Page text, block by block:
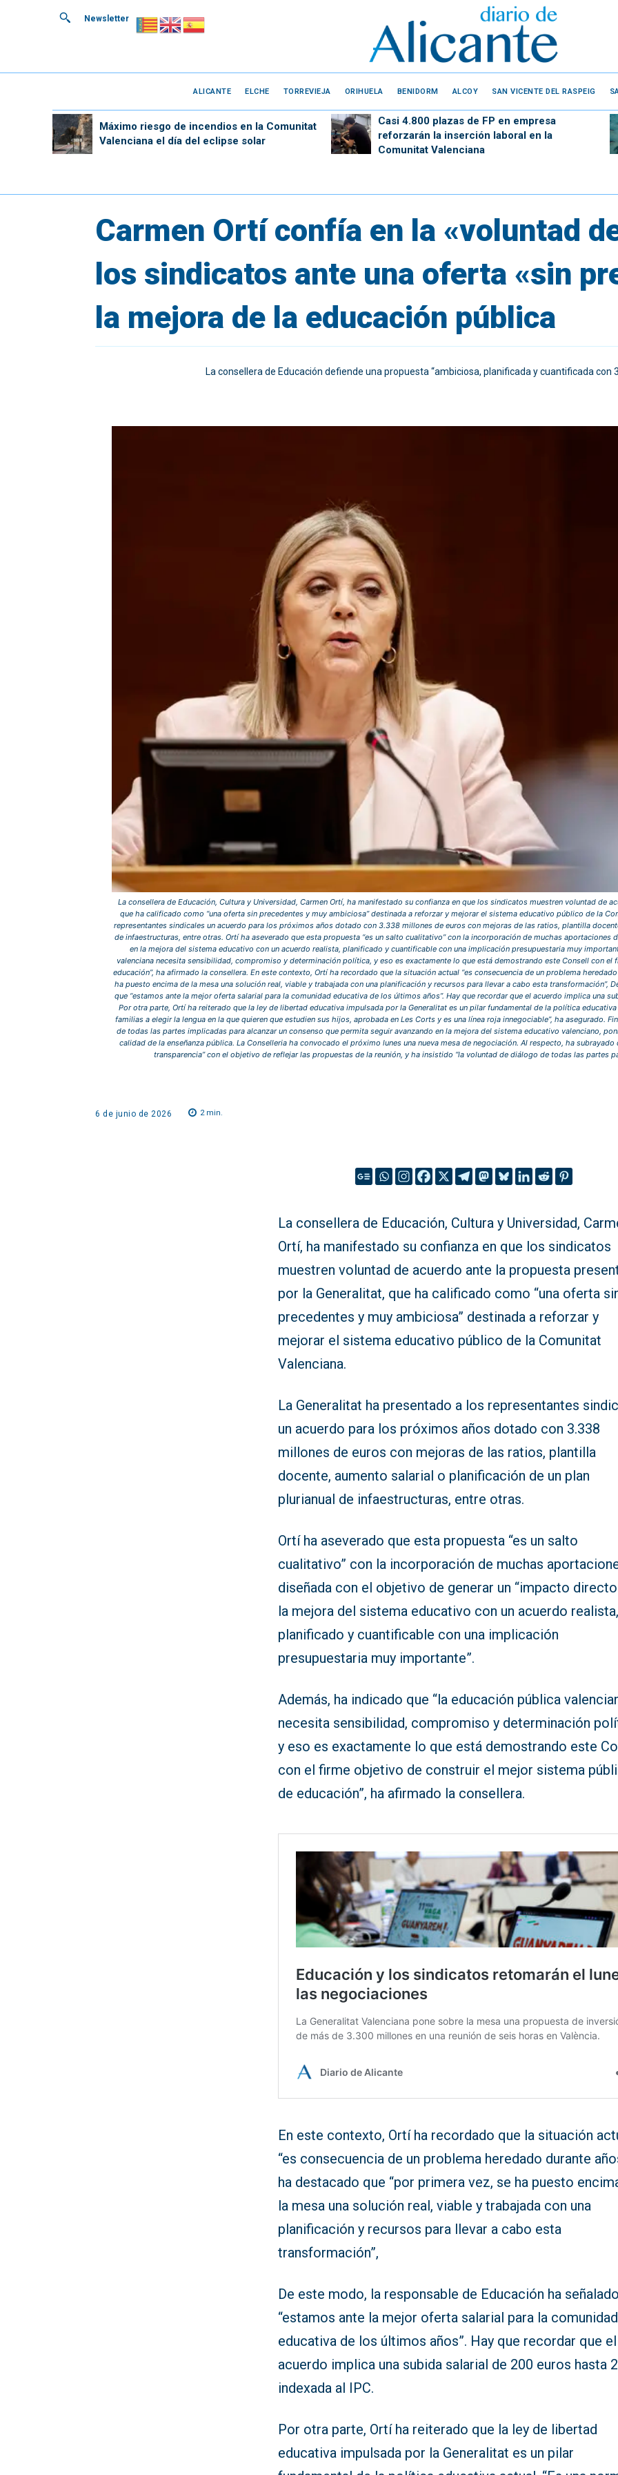
Newsletter
ALICANTE ELCHE TORREVIEJA ORIHUELA BENIDORM ALCOY SAN VICENTE DEL RASPEIG
Máximo riesgo de incendios en la Comunitat
Valenciana el día del eclipse solar
Casi 4.800 plazas de FP en empresa
reforzarán la inserción laboral en la
Comunitat Valenciana
Carmen Ortí confía en la «voluntad
los sindicatos ante una oferta «sin
la mejora de la educación pública
La consellera de Educación defiende una propuesta “ambiciosa, planificada y cuantificada con
La consellera de Educación, Cultura y Universidad, Carmen Ortí, ha manifestado su confianza en que los sindicatos muestren voluntad de
que ha calificado como “una oferta sin precedentes y muy ambiciosa” destinada a reforzar y mejorar el sistema educativo público de la
representantes sindicales un acuerdo para los próximos años dotado con 3.338 millones de euros con mejoras de las ratios, plantilla
de infaestructuras, entre otras. Ortí ha aseverado que esta propuesta “es un salto cualitativo” con la incorporación de muchas aportaciones
en la mejora del sistema educativo con un acuerdo realista, planificado y cuantificable con una implicación presupuestaria muy
valenciana necesita sensibilidad, compromiso y determinación política, y eso es exactamente lo que está demostrando este Consell con
educación”, ha afirmado la consellera. En este contexto, Ortí ha recordado que la situación actual “es consecuencia de un problema
ha puesto encima de la mesa una solución real, viable y trabajada con una planificación y recursos para llevar a cabo esta transformación”,
que “estamos ante la mejor oferta salarial para la comunidad educativa de los últimos años”. Hay que recordar que el acuerdo implica una
Por otra parte, Ortí ha reiterado que la ley de libertad educativa impulsada por la Generalitat es un pilar fundamental de la política
familias a elegir la lengua en la que quieren que estudien sus hijos, aprobada en Les Corts y es una línea roja innegociable”, ha asegurado.
de todas las partes implicadas para alcanzar un consenso que permita seguir avanzando en la mejora del sistema educativo valenciano,
calidad de la enseñanza pública. La Conselleria ha convocado el próximo lunes una nueva mesa de negociación. Al respecto, ha
transparencia” con el objetivo de reflejar las propuestas de la reunión, y ha insistido “la voluntad de diálogo de todas las partes
6 de junio de 2026 2min.
La consellera de Educación, Cultura y Universidad,
Ortí, ha manifestado su confianza en que los sindicatos
muestren voluntad de acuerdo ante la propuesta
por la Generalitat, que ha calificado como “una oferta
precedentes y muy ambiciosa” destinada a reforzar y
mejorar el sistema educativo público de la Comunitat
Valenciana.
La Generalitat ha presentado a los representantes
un acuerdo para los próximos años dotado con 3.338
millones de euros con mejoras de las ratios, plantilla
docente, aumento salarial o planificación de un plan
plurianual de infaestructuras, entre otras.
Ortí ha aseverado que esta propuesta “es un salto
cualitativo” con la incorporación de muchas
diseñada con el objetivo de generar un “impacto
la mejora del sistema educativo con un acuerdo realista,
planificado y cuantificable con una implicación
presupuestaria muy importante”.
Además, ha indicado que “la educación pública
necesita sensibilidad, compromiso y determinación
y eso es exactamente lo que está demostrando este
con el firme objetivo de construir el mejor sistema
de educación”, ha afirmado la consellera.
En este contexto, Ortí ha recordado que la situación
“es consecuencia de un problema heredado durante
ha destacado que “por primera vez, se ha puesto
la mesa una solución real, viable y trabajada con una
planificación y recursos para llevar a cabo esta
transformación”,
De este modo, la responsable de Educación ha
“estamos ante la mejor oferta salarial para la comunidad
educativa de los últimos años”. Hay que recordar que el
acuerdo implica una subida salarial de 200 euros hasta
indexada al IPC.
Por otra parte, Ortí ha reiterado que la ley de libertad
educativa impulsada por la Generalitat es un pilar